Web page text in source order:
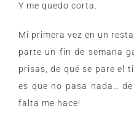
Y me quedo corta.
Mi primera vez en un
parte un fin de semana
prisas, de qué se pare el
es que no pasa nada…
falta me hace!